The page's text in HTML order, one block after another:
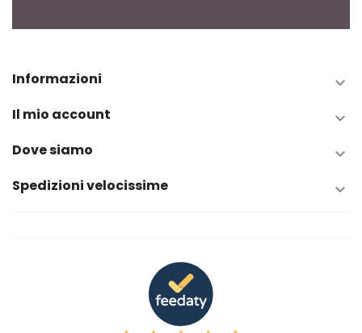
Informazioni 
Il mio account 
Dove siamo 
Spedizioni velocissime 